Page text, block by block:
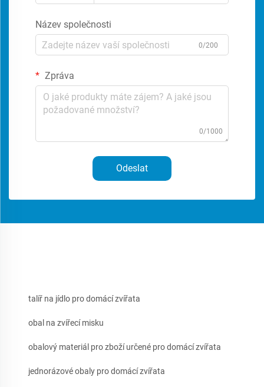
Název společnosti
0/200
Zpráva
0/1000
Odeslat
talíř na jídlo pro domácí zvířata
obal na zvířecí misku
obalový materiál pro zboží určené pro domácí zvířata
jednorázové obaly pro domácí zvířata